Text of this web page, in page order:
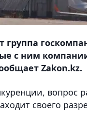
группа
с ним
Zakon.kz.
вопрос
своего